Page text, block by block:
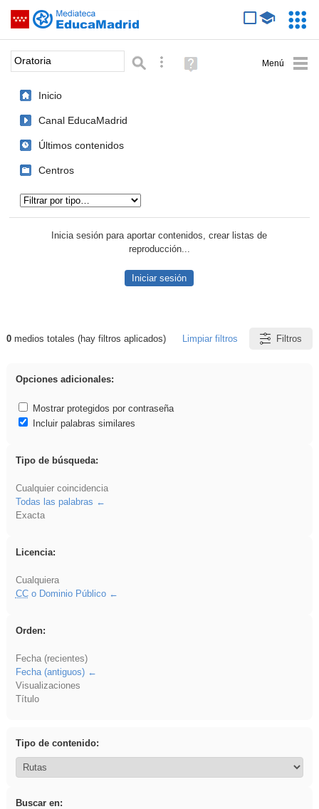
Saltar navegación
Palabra o frase: Búsqueda avanzada
Ayuda
(en
Inicio
Canal EducaMadrid
Últimos contenidos
Centros
Inicia sesión para aportar contenidos, crear listas de
reproducción...
Iniciar sesión
Resultados de: Oratoria
0medios totales (hay filtros aplicados) Limpiar filtros Filtros
Opciones adicionales:
Mostrar protegidos por contraseña
Incluir palabras similares
Tipo de búsqueda:
Cualquier coincidencia
Todas las palabras
Exacta
Licencia:
Cualquiera
CCo Dominio Público
Orden:
Fecha (recientes)
Fecha (antiguos)
Visualizaciones
Título
Tipo de contenido:
Buscar en: